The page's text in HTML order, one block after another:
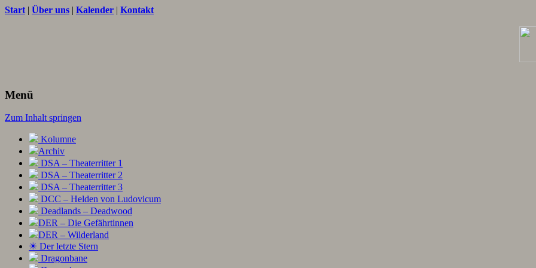
Start | Über uns | Kalender | Kontakt
Menü
Zum Inhalt springen
Kolumne
Archiv
DSA – Theaterritter 1
DSA – Theaterritter 2
DSA – Theaterritter 3
DCC – Helden von Ludovicum
Deadlands – Deadwood
DER – Die Gefährtinnen
DER – Wilderland
☀ Der letzte Stern
Dragonbane